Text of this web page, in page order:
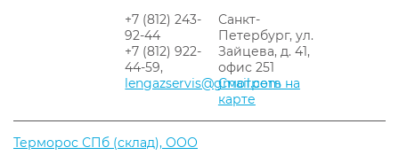
+7 (812) 243-
92-44
+7 (812) 922-
44-59,
lengazservis@gmail.com
Санкт-
Петербург, ул.
Зайцева, д. 41,
офис 251
Смотреть на
карте
Терморос СПб (склад), ООО